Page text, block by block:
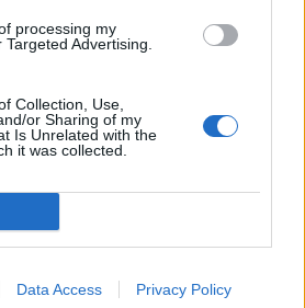
processing my
Advertising.
Collection, Use,
or Sharing of my
Is Unrelated with the
it was collected.
Data Access Privacy Policy